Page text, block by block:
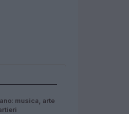
musica, arte